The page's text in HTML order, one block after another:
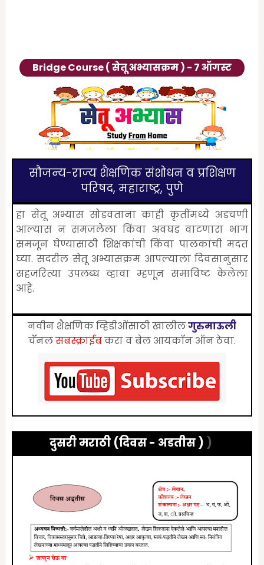
Bridge Course ( सेतू अभ्यासक्रम ) - ७ ऑगस्ट
सौजन्य-राज्य शैक्षणिक संशोधन व प्रशिक्षण
परिषद, महाराष्ट्र, पुणे
हा सेतू अभ्यास सोडवताना काही कृतींमध्ये अडचणी
आल्यास न समजलेला किंवा अवघड वाटणारा भाग
समजून घेण्यासाठी शिक्षकांची किंवा पालकांची मदत
घ्या. सदरील सेतू अभ्यासक्रम आपल्याला दिवसानुसार
सहजरित्या उपलब्ध व्हावा म्हणून समाविष्ट केलेला
आहे.
नवीन शैक्षणिक व्हिडीओंंसाठी खालीलगुरुमाऊली
चॅॅनलसबस्क्राईबकरा व बेल आयकॉन ऑन ठेवा.
दुसरी मराठी (दिवस - अडतीस ) )